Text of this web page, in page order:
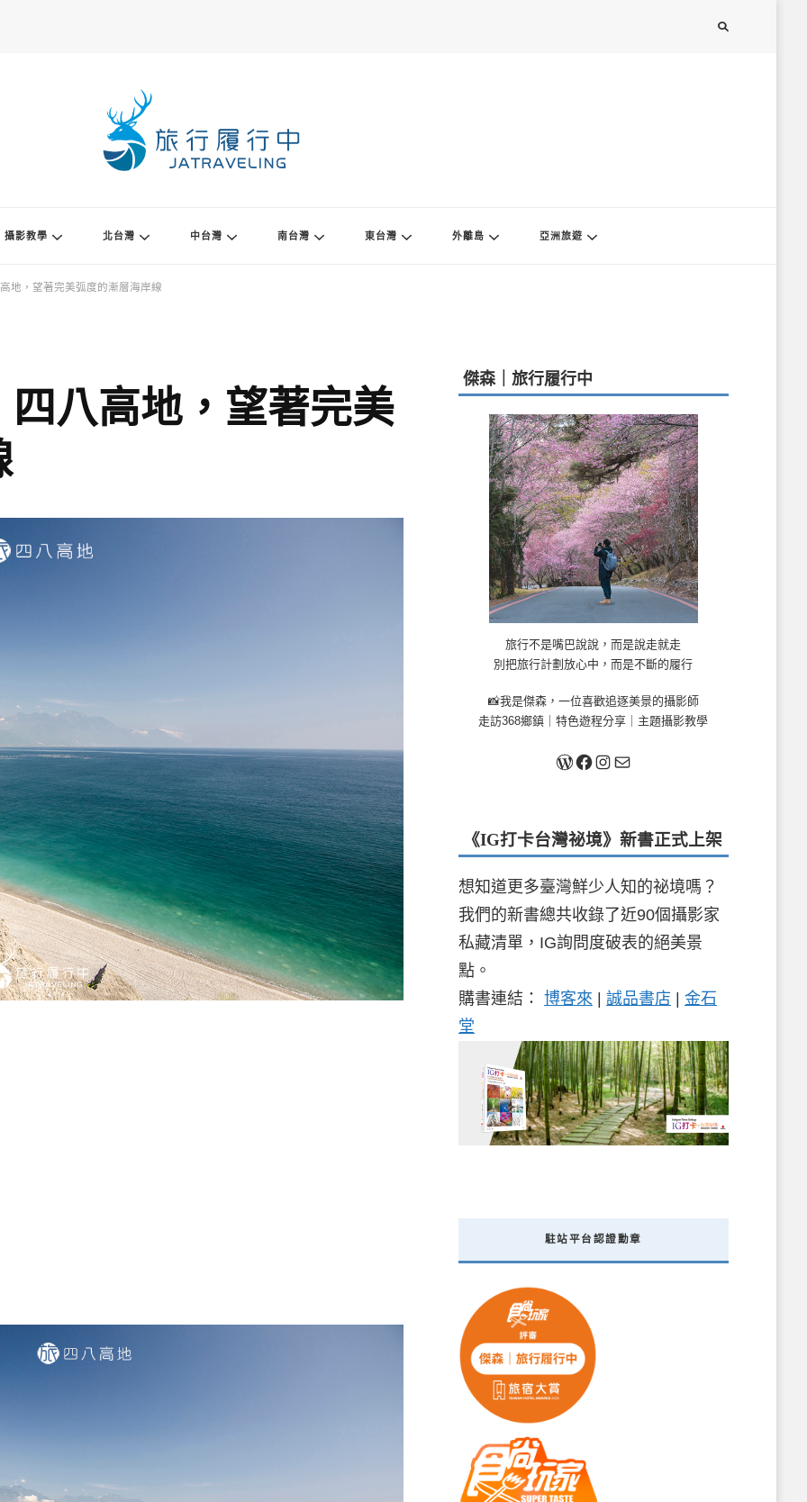
攝影教學 北台灣 中台灣 南台灣 東台灣 外離島 亞洲旅遊
地，望著完美弧度的漸層海岸線
八高地，望著完美
傑森｜旅行履行中
旅行不是嘴巴說說，而是說走就走
別把旅行計劃放心中，而是不斷的履行
📸我是傑森，一位喜歡追逐美景的攝影師
走訪368鄉鎮｜特色遊程分享｜主題攝影教學
關於我 Facebook
Instagram
《IG打卡台灣祕境》新書正式上架
想知道更多臺灣鮮少人知的祕境嗎？
我們的新書總共收錄了近90個攝影家
私藏清單，IG詢問度破表的絕美景
點。
購書連結： 博客來 | 誠品書店 | 金石
堂
駐站平台認證勳章